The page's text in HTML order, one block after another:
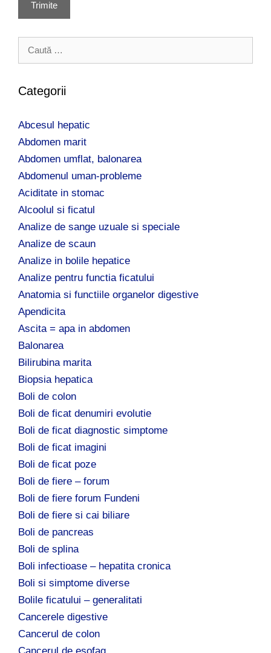
Trimite
t
u
p
ă
:
Categorii
Abcesul hepatic
Abdomen marit
Abdomen umflat, balonarea
Abdomenul uman-probleme
Aciditate in stomac
Alcoolul si ficatul
Analize de sange uzuale si speciale
Analize de scaun
Analize in bolile hepatice
Analize pentru functia ficatului
Anatomia si functiile organelor digestive
Apendicita
Ascita = apa in abdomen
Balonarea
Bilirubina marita
Biopsia hepatica
Boli de colon
Boli de ficat denumiri evolutie
Boli de ficat diagnostic simptome
Boli de ficat imagini
Boli de ficat poze
Boli de fiere – forum
Boli de fiere forum Fundeni
Boli de fiere si cai biliare
Boli de pancreas
Boli de splina
Boli infectioase – hepatita cronica
Boli si simptome diverse
Bolile ficatului – generalitati
Cancerele digestive
Cancerul de colon